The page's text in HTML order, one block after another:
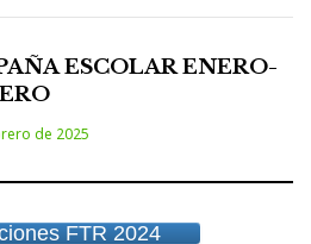
ESCOLAR ENERO-
de 2025
FTR 2024